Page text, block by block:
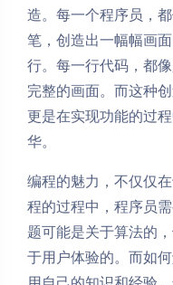
造。每一个程序员，
笔，创造出一幅幅画
行。每一行代码，都
完整的画面。而这种
更是在实现功能的过
华。
编程的魅力，不仅仅
程的过程中，程序员
题可能是关于算法的
于用户体验的。而如